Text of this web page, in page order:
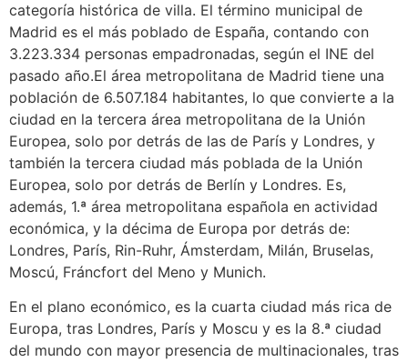
categoría histórica de villa. El término municipal de
Madrid es el más poblado de España, contando con
3.223.334 personas empadronadas, según el INE del
pasado año.El área metropolitana de Madrid tiene una
población de 6.507.184 habitantes, lo que convierte a la
ciudad en la tercera área metropolitana de la Unión
Europea, solo por detrás de las de París y Londres, y
también la tercera ciudad más poblada de la Unión
Europea, solo por detrás de Berlín y Londres. Es,
además, 1.ª área metropolitana española en actividad
económica, y la décima de Europa por detrás de:
Londres, París, Rin-Ruhr, Ámsterdam, Milán, Bruselas,
Moscú, Fráncfort del Meno y Munich.
En el plano económico, es la cuarta ciudad más rica de
Europa, tras Londres, París y Moscu y es la 8.ª ciudad
del mundo con mayor presencia de multinacionales, tras